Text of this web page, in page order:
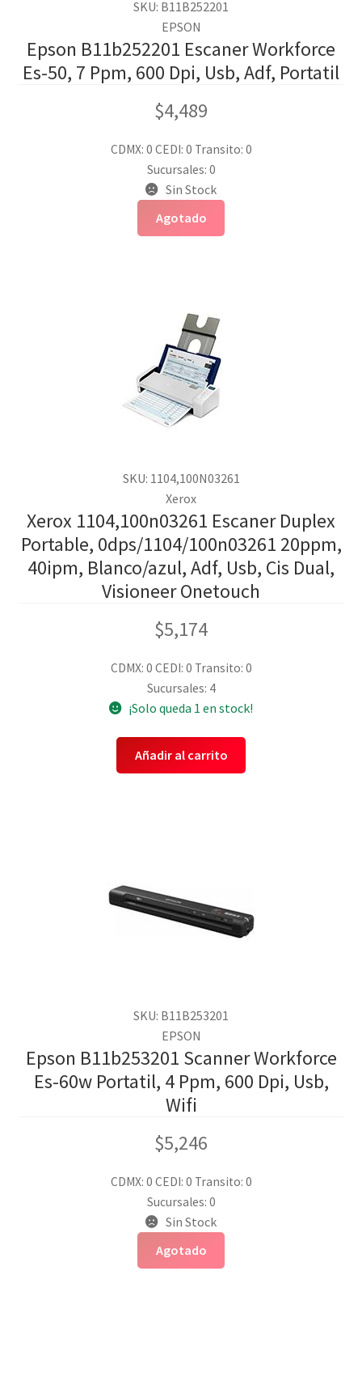
SKU: B11B252201
EPSON
Epson B11b252201 Escaner Workforce
Es-50, 7 Ppm, 600 Dpi, Usb, Adf, Portatil
$4,489
CDMX: 0 CEDI: 0 Transito: 0
Sucursales: 0
Sin Stock
Agotado
SKU: 1104,100N03261
Xerox
Xerox 1104,100n03261 Escaner Duplex
Portable, 0dps/1104/100n03261 20ppm,
40ipm, Blanco/azul, Adf, Usb, Cis Dual,
Visioneer Onetouch
$5,174
CDMX: 0 CEDI: 0 Transito: 0
Sucursales: 4
¡Solo queda 1 en stock!
Añadir al carrito
SKU: B11B253201
EPSON
Epson B11b253201 Scanner Workforce
Es-60w Portatil, 4 Ppm, 600 Dpi, Usb,
Wifi
$5,246
CDMX: 0 CEDI: 0 Transito: 0
Sucursales: 0
Sin Stock
Agotado